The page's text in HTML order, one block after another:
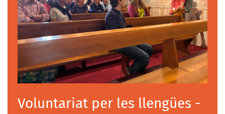
Voluntariat per les llengües -